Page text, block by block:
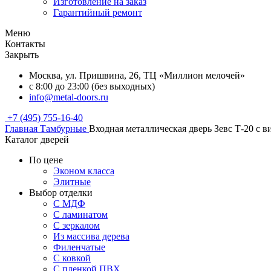
Гарантийный ремонт
Меню
Контакты
Закрыть
Москва, ул. Пришвина, 26, ТЦ «Миллион мелочей»
с 8:00 до 23:00 (без выходных)
info@metal-doors.ru
+7 (495) 755-16-40
Главная Тамбурные Входная металлическая дверь Зевс Т-20 с
Каталог дверей
По цене
Эконом класса
Элитные
Выбор отделки
С МДФ
С ламинатом
С зеркалом
Из массива дерева
Филенчатые
С ковкой
С пленкой ПВХ